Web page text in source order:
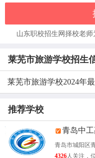
和专业技能学习，一年
饪、公关艺术（幼教方
英语、日语、普通话、
游法规、导游知识、餐
习，达到专业素质高，
旅游管理及旅游服务岗
莱芜市旅游学校办学特色
山东职校招生网择校老
莱芜市旅游学校招生
莱芜市旅游学校2024年
件）
推荐学校
青岛中
青岛市城阳区
4326 人关注，